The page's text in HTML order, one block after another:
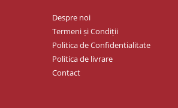
Despre noi
Termeni și Condiții
Politica de Confidentialitate
Politica de livrare
Contact